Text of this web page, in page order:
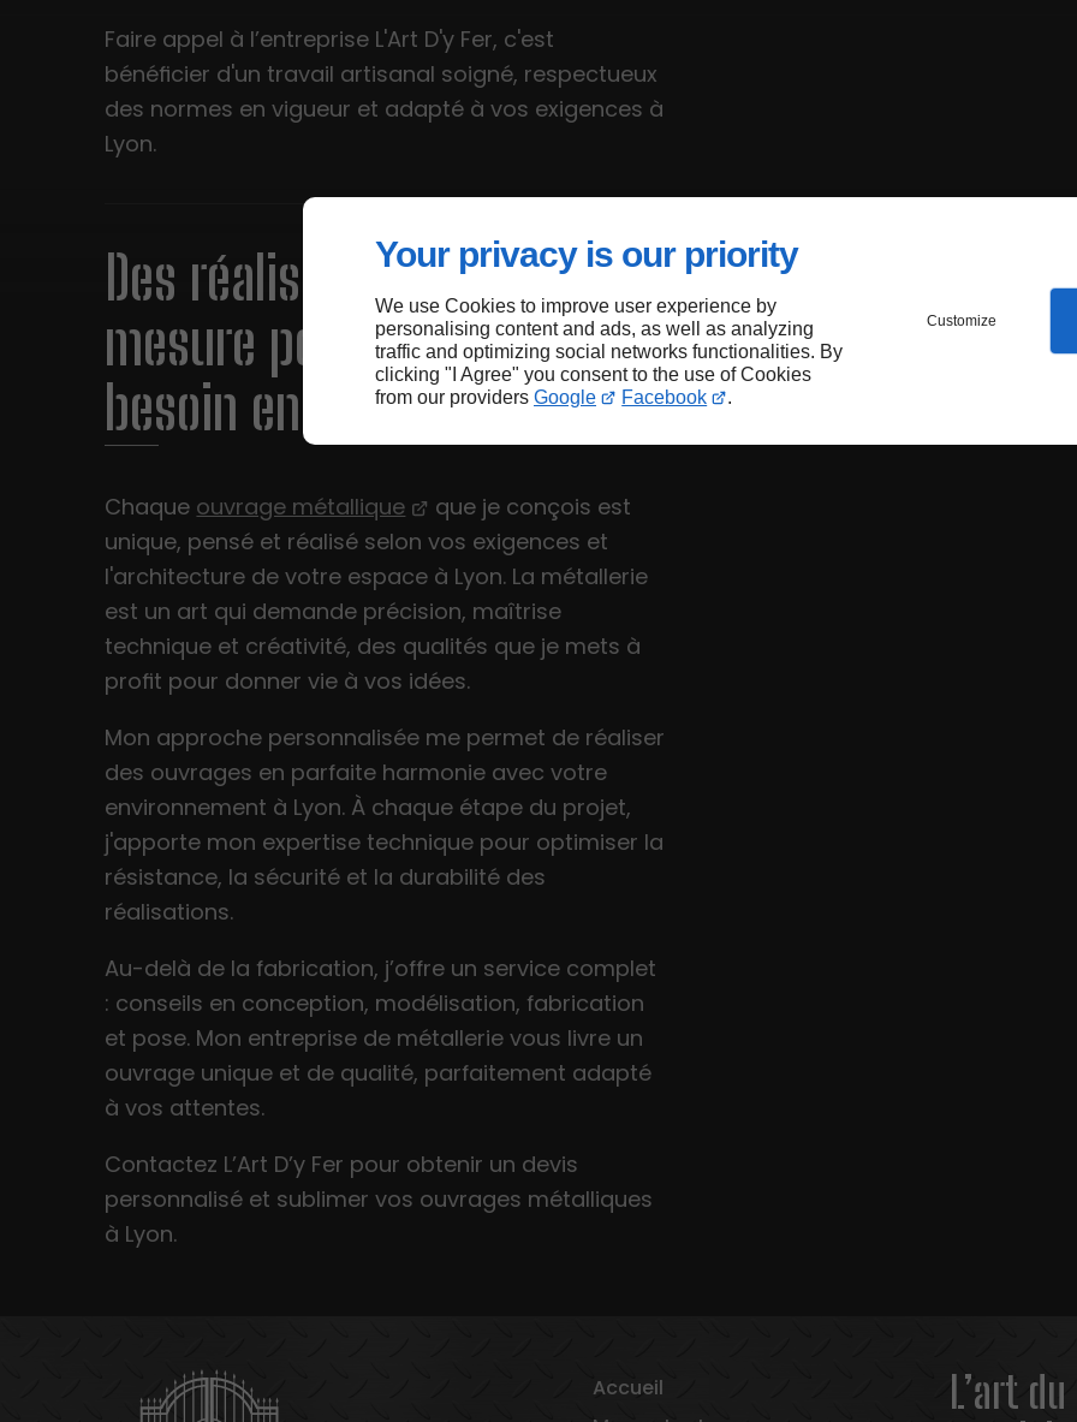
Your privacy is our priority
We use Cookies to improve user experience by
personalising content and ads, as well as analyzing
traffic and optimizing social networks functionalities. By
clicking "I Agree" you consent to the use of Cookies
from our providers Google Facebook .
Customize
Faire appel à l’entreprise L'Art D'y Fer, c'est
bénéficier d'un travail artisanal soigné, respectueux
des normes en vigueur et adapté à vos exigences à
Lyon.
Des réalisations sur
mesure pour chaque
besoin en métallerie à Lyon
Chaque ouvrage métallique
que je conçois est
unique, pensé et réalisé selon vos exigences et
l'architecture de votre espace à Lyon. La métallerie
est un art qui demande précision, maîtrise
technique et créativité, des qualités que je mets à
profit pour donner vie à vos idées.
Mon approche personnalisée me permet de réaliser
des ouvrages en parfaite harmonie avec votre
environnement à Lyon. À chaque étape du projet,
j'apporte mon expertise technique pour optimiser la
résistance, la sécurité et la durabilité des
réalisations.
Au-delà de la fabrication, j’offre un service complet
: conseils en conception, modélisation, fabrication
et pose. Mon entreprise de métallerie vous livre un
ouvrage unique et de qualité, parfaitement adapté
à vos attentes.
Contactez L’Art D’y Fer pour obtenir un devis
personnalisé et sublimer vos ouvrages métalliques
à Lyon.
Accueil
L’art